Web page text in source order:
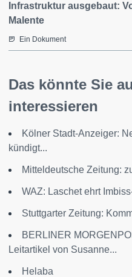
Infrastruktur ausgebaut:
Malente
Ein Dokument
Das könnte Sie
interessieren
Kölner Stadt-Anzeiger:
kündigt...
Mitteldeutsche Zeitung:
WAZ: Laschet ehrt
Stuttgarter Zeitung:
BERLINER
Leitartikel von Susanne...
Helaba